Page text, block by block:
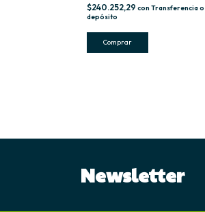
$240.252,29 con Transferencia o
depósito
Newsletter